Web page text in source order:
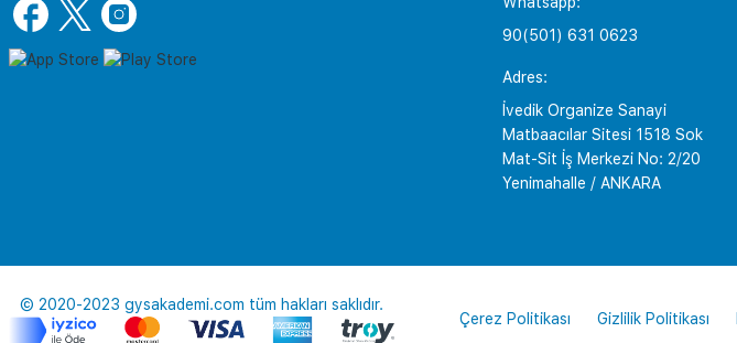
90(501) 631 0623
Adres:
İvedik Organize Sanayi
Matbaacılar Sitesi 1518 Sok
Mat-Sit İş Merkezi No: 2/20
Yenimahalle / ANKARA
© 2020-2023 gysakademi.com tüm hakları saklıdır.
Çerez Politikası
Gizlilik Politikası